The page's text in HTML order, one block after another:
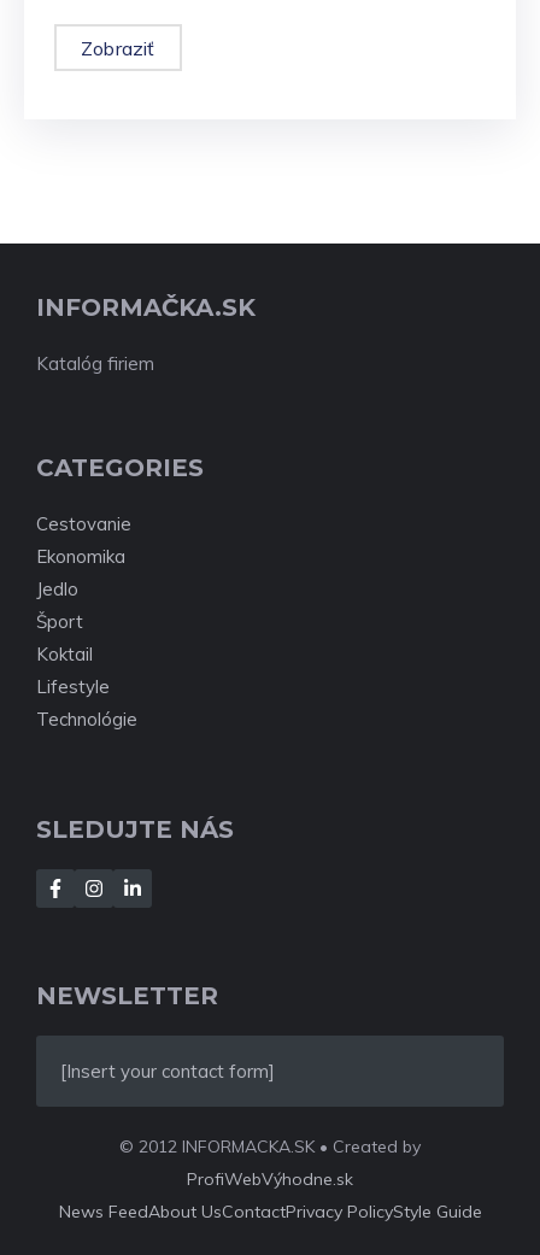
Zobraziť
INFORMAČKA.SK
Katalóg firiem
CATEGORIES
Cestovanie
Ekonomika
Jedlo
Šport
Koktail
Lifestyle
Technológie
SLEDUJTE NÁS
NEWSLETTER
[Insert your contact form]
© 2012 INFORMACKA.SK • Created by
ProfiWebVýhodne.sk
News FeedAbout UsContactPrivacy PolicyStyle Guide